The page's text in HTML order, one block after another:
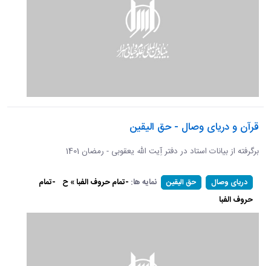
قرآن و دریای وصال - حق الیقین
برگرفته از بیانات استاد در دفتر آِیت الله یعقوبی - رمضان 1401
دریای وصال حق الیقین نمایه ها: -تمام حروف الفبا » ح -تمام
حروف الفبا